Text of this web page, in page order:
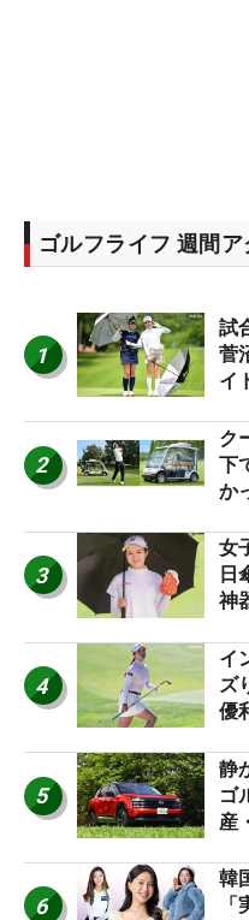
ゴルフライフ 週間
1
試
菅
イ
2
ク
下
か
3
女
日
神
4
イ
ズ
優
5
静
ゴ
産
6
韓